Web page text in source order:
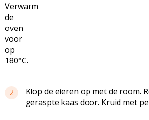
Verwarm
de
oven
voor
op
180°C.
2
Klop de eieren op met de room.
geraspte kaas door. Kruid met